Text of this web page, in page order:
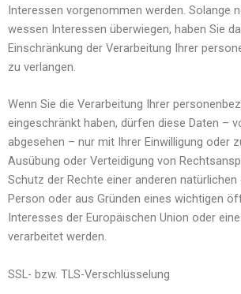
Interessen vorgenommen werden. Solange
wessen Interessen überwiegen, haben Sie
Einschränkung der Verarbeitung Ihrer
zu verlangen.
Wenn Sie die Verarbeitung Ihrer
eingeschränkt haben, dürfen diese Daten –
abgesehen – nur mit Ihrer Einwilligung oder
Ausübung oder Verteidigung von
Schutz der Rechte einer anderen
Person oder aus Gründen eines wichtigen
Interesses der Europäischen Union oder
verarbeitet werden.
SSL- bzw. TLS-Verschlüsselung